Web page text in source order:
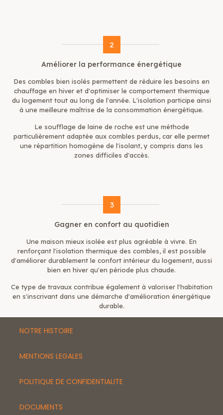
2
Améliorer la performance énergétique
Des combles bien isolés permettent de réduire les besoins en
chauffage en hiver et d'optimiser le comportement thermique
du logement tout au long de l'année. L'isolation participe ainsi
à une meilleure maîtrise de la consommation énergétique.
Le soufflage de laine de rocheest une méthode
particulièrement adaptée aux combles perdus, car elle permet
une répartition homogène de l'isolant, y compris dans les
zones difficiles d'accès.
3
Gagner en confort au quotidien
Une maison mieux isolée est plus agréable à vivre. En
renforçant l'isolation thermique des combles, il est possible
d'améliorer durablement le confort intérieur du logement, aussi
bien en hiver qu'en période plus chaude.
Ce type de travaux contribue également à valoriser l'habitation
en s'inscrivant dans une démarche d'amélioration énergétique
durable.
NOTRE HISTOIRE
MENTIONS LEGALES
POLITIQUE DE CONFIDENTIALITE
DOCUMENTS